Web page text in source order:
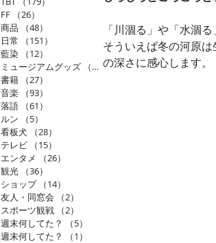
「川涸る」や「水涸
そういえば冬の河原
の深さに感心します。
FF
（26）
商品
（48）
日常
（151）
藍染
（12）
ミュージアムグッズ
（114）
114件の記事
書籍
（27）
音楽
（93）
落語
（61）
ルン
（5）
看板犬
（28）
テレビ
（15）
エンタメ
（26）
観光
（36）
ショップ
（14）
友人・同窓会
（2）
スポーツ観戦
（2）
週末何してた？
（5）
週末何してた？
（1）